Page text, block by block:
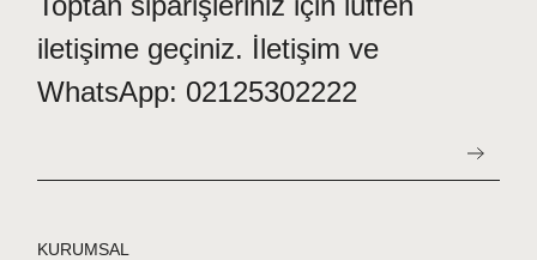
iletişime geçiniz. İletişim ve
WhatsApp: 02125302222
KURUMSAL